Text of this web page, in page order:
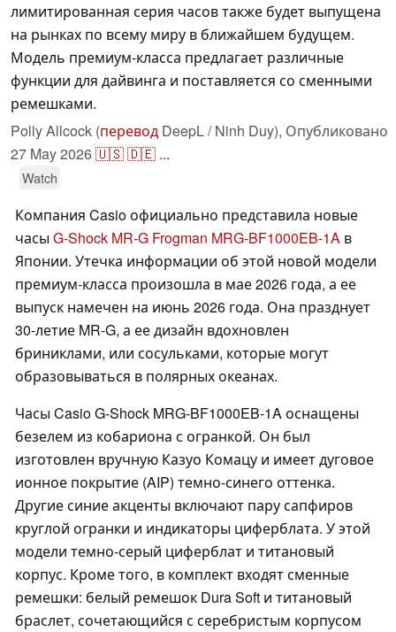
лимитированная серия часов также будет выпущена
на рынках по всему миру в ближайшем будущем.
Модель премиум-класса предлагает различные
функции для дайвинга и поставляется со сменными
ремешками.
Polly Allcock (перевод DeepL / Ninh Duy), Опубликовано
27 May 2026🇺🇸🇩🇪 ...
Watch
Компания Casio официально представила новые
часы G-Shock MR-G Frogman MRG-BF1000EB-1A в
Японии. Утечка информации об этой новой модели
премиум-класса произошла в мае 2026 года, а ее
выпуск намечен на июнь 2026 года. Она празднует
30-летие MR-G, а ее дизайн вдохновлен
бриниклами, или сосульками, которые могут
образовываться в полярных океанах.
Часы Casio G-Shock MRG-BF1000EB-1A оснащены
безелем из кобариона с огранкой. Он был
изготовлен вручную Казуо Комацу и имеет дуговое
ионное покрытие (AIP) темно-синего оттенка.
Другие синие акценты включают пару сапфиров
круглой огранки и индикаторы циферблата. У этой
модели темно-серый циферблат и титановый
корпус. Кроме того, в комплект входят сменные
ремешки: белый ремешок Dura Soft и титановый
браслет, сочетающийся с серебристым корпусом